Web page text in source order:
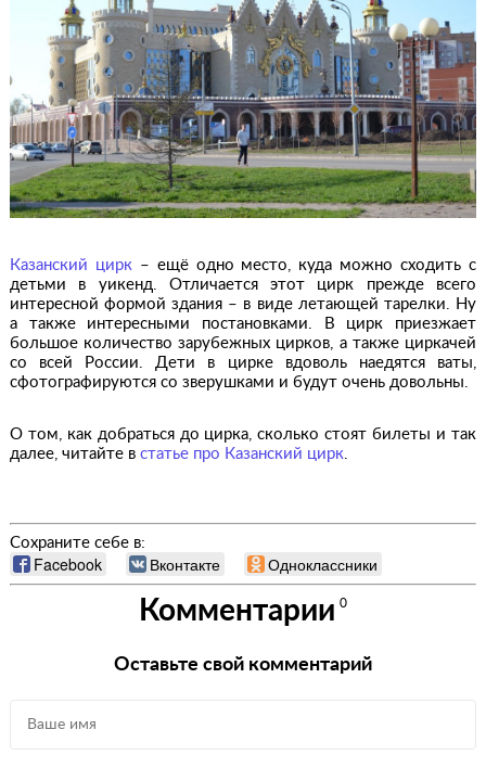
Казанский цирк – ещё одно место, куда можно сходить с
детьми в уикенд. Отличается этот цирк прежде всего
интересной формой здания – в виде летающей тарелки. Ну
а также интересными постановками. В цирк приезжает
большое количество зарубежных цирков, а также циркачей
со всей России. Дети в цирке вдоволь наедятся ваты,
сфотографируются со зверушками и будут очень довольны.
О том, как добраться до цирка, сколько стоят билеты и так
далее, читайте в статье про Казанский цирк
Сохраните себе в:
Facebook Вконтакте Одноклассники
Комментарии 0
Оставьте свой комментарий